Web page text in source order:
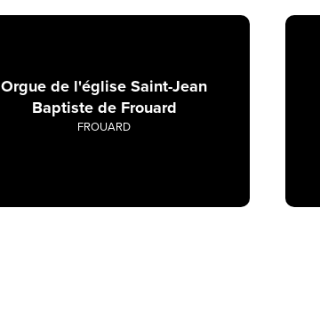
Orgue de l'église Saint-Jean
Baptiste de Frouard
FROUARD